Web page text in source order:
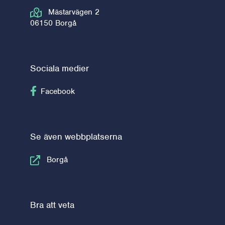
Mästarvägen 2
06150 Borgå
Sociala medier
Följ på Facebook
Facebook
Se även webbplatserna
Borgå
Bra att veta